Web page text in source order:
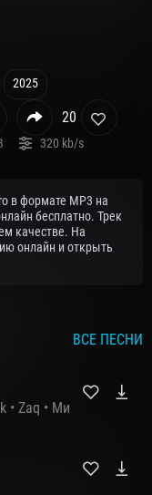
2025
20
320 kb/s
в формате MP3 на
бесплатно. Трек
качестве. На
онлайн и открыть
ВСЕ ПЕСНИ
• Zaq • Мирас